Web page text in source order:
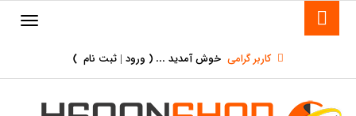
کاربر گرامی خوش آمدید ... ( ورود | ثبت نام )